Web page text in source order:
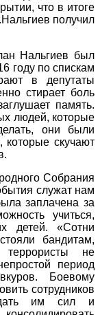
что в итоге
получил
Нальгиев был
году по спискам
в депутаты
стирает боль
память.
людей, которые
они были
которые скучают
Собрания
служат нам
заплачена за
учиться,
детей. «Сотни
бандитам,
не
период
Боевому
сотрудников
им сил и